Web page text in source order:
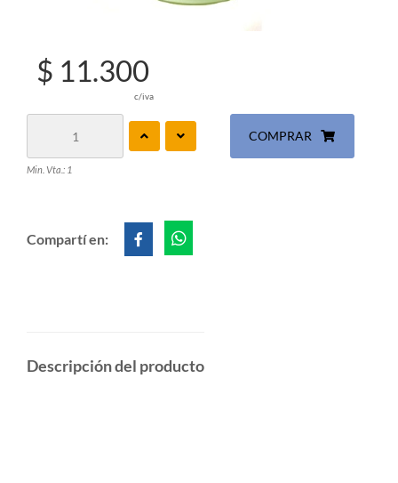
$ 11.300
c/iva
Min. Vta.: 1
COMPRAR
Compartí en:
Descripción del producto